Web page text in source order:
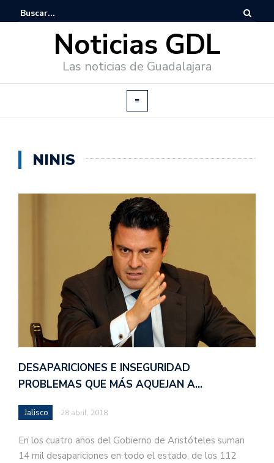
Noticias GDL
Las noticias de Guadalajara
NINIS
DESAPARICIONES E INSEGURIDAD
PROBLEMAS QUE MÁS AQUEJAN A…
Jalisco 28 abril, 2018
En los cuatro años del Gobierno de Aristóteles suman
14 mil desapariciones en todo el estado, de los 112